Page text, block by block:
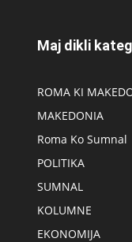
Maj dikli
ROMA KI
MAKEDONIA
Roma Ko Sumnal
POLITIKA
SUMNAL
KOLUMNE
EKONOMIJA